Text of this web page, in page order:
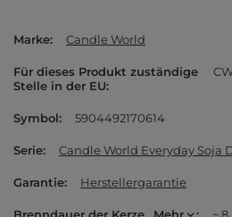
Marke Candle World
Für dieses Produkt zuständige
Stelle in der EU
Symbol 5904492170614
Serie Candle World Everyday Soja
Garantie Herstellergarantie